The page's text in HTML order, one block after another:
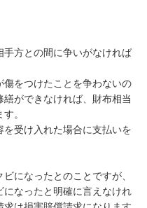
方との間に争いがなければ
をつけたことを争わないの
ができなければ、財布相当
。
受け入れた場合に支払いを
になったとのことですが、
なったと明確に言えなけれ